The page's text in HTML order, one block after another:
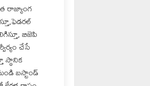
రాజ్యాంగ
బిజెపి
చేసే
స్థానిక
బస్టాండ్